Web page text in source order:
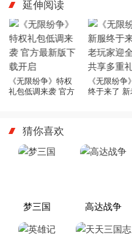
延伸阅读
《无限纷争》特权
礼包低调来袭 官方
《无限纷争
终于来了 新
猜你喜欢
梦三国 高达战争